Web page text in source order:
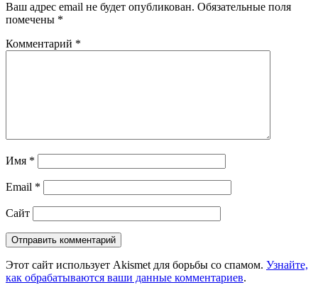
Ваш адрес email не будет опубликован. Обязательные поля
помечены *
Комментарий *
Имя *
Email *
Сайт
Этот сайт использует Akismet для борьбы со спамом. Узнайте,
как обрабатываются ваши данные комментариев.